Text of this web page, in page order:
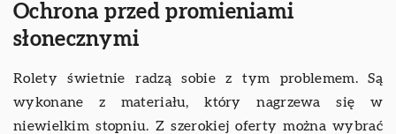
Ochrona przed promieniami
słonecznymi
Rolety świetnie radzą sobie z tym problemem. Są
wykonane z materiału, który nagrzewa się w
niewielkim stopniu. Z szerokiej oferty można wybrać